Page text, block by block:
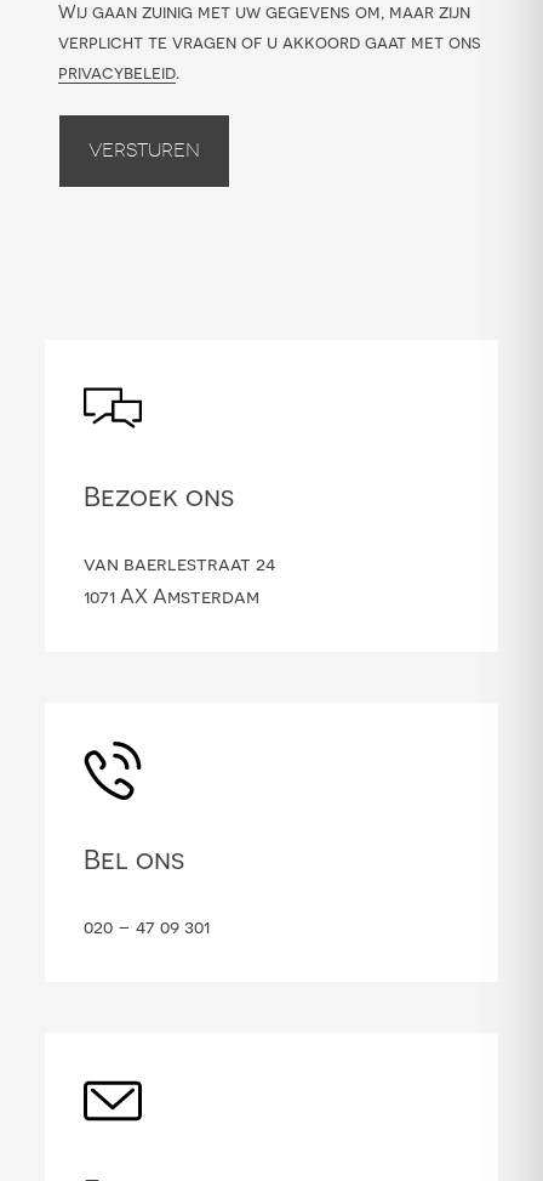
Wij gaan zuinig met uw gegevens om, maar zijn
verplicht te vragen of u akkoord gaat met ons
privacybeleid.
Versturen
Bezoek ons
van baerlestraat 24
1071 AX Amsterdam
Bel ons
020 – 47 09 301